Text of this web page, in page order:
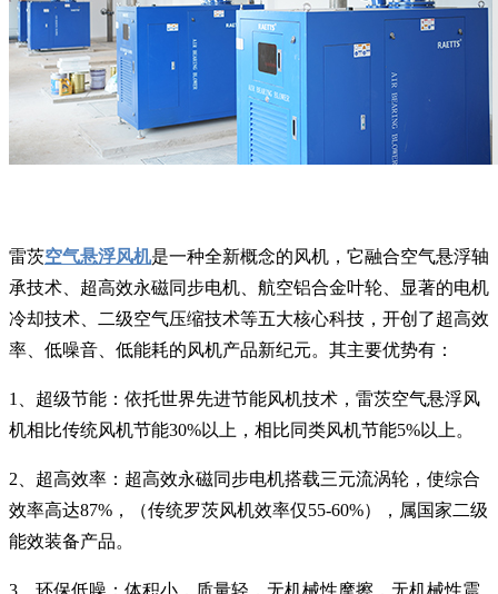
雷茨空气悬浮风机是一种全新概念的风机，它融合空气悬浮轴
承技术、超高效永磁同步电机、航空铝合金叶轮、显著的电机
冷却技术、二级空气压缩技术等五大核心科技，开创了超高效
率、低噪音、低能耗的风机产品新纪元。其主要优势有：
1、超级节能：依托世界先进节能风机技术，雷茨空气悬浮风
机相比传统风机节能30%以上，相比同类风机节能5%以上。
2、超高效率：超高效永磁同步电机搭载三元流涡轮，使综合
效率高达87%，（传统罗茨风机效率仅55-60%），属国家二级
能效装备产品。
3、环保低噪：体积小，质量轻，无机械性摩擦，无机械性震